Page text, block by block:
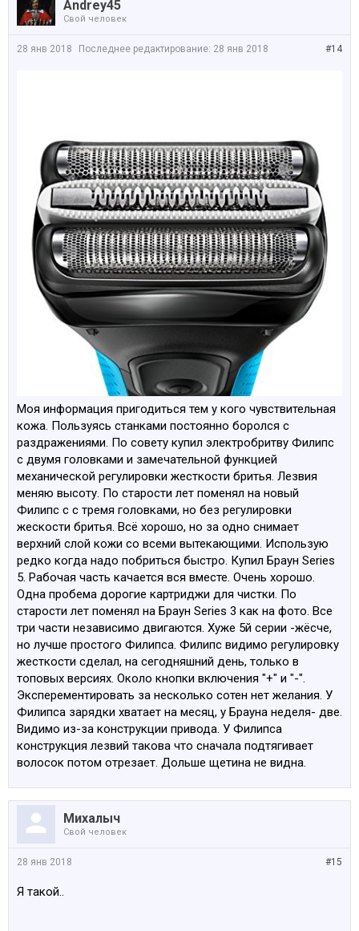
Andrey45
Свой человек
#14
28 янв 2018 Последнее редактирование: 28 янв 2018
Моя информация пригодиться тем у кого чувствительная
кожа. Пользуясь станками постоянно боролся с
раздражениями. По совету купил электробритву Филипс
с двумя головками и замечательной функцией
механической регулировки жесткости бритья. Лезвия
меняю высоту. По старости лет поменял на новый
Филипс с с тремя головками, но без регулировки
жескости бритья. Всё хорошо, но за одно снимает
верхний слой кожи со всеми вытекающими. Использую
редко когда надо побриться быстро. Купил Браун Series
5. Рабочая часть качается вся вместе. Очень хорошо.
Одна пробема дорогие картриджи для чистки. По
старости лет поменял на Браун Series 3 как на фото. Все
три части независимо двигаются. Хуже 5й серии -жёсче,
но лучше простого Филипса. Филипс видимо регулировку
жесткости сделал, на сегодняшний день, только в
топовых версиях. Около кнопки включения "+" и "-".
Эксперементировать за несколько сотен нет желания. У
Филипса зарядки хватает на месяц, у Брауна неделя- две.
Видимо из-за конструкции привода. У Филипса
конструкция лезвий такова что сначала подтягивает
волосок потом отрезает. Дольше щетина не видна.
Михалыч
Свой человек
#15
28 янв 2018
Я такой..